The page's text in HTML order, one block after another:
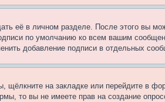
её в личном разделе. После этого вы
по умолчанию ко всем вашим
добавление подписи в отдельных
щёлкните на закладке или перейдите в
то вы не имеете прав на создание